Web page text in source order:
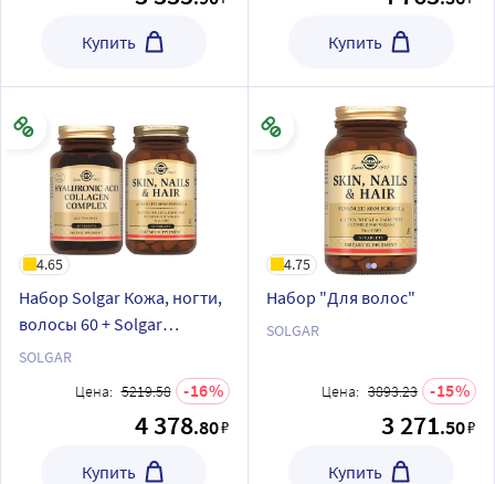
Купить Купить
4.65
Набор Solgar Кожа, ногти,
волосы 60 + Solgar
Комплекс коллагена и
гиалуроновой кислоты
SOLGAR
Цена: 5219.58 16
4 378.80₽
Купить
4.75
Набор "Для волос"
SOLGAR
Цена: 3893.23 15
3 271.50₽
Купить